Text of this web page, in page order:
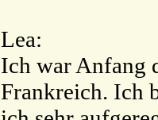
Lea:
Ich war Anfang
Frankreich. Ich